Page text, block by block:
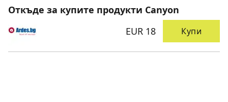
Откъде за купите продукти Canyon
EUR 18
Купи